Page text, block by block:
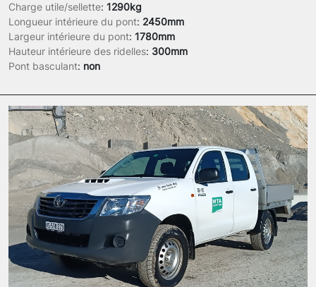
Charge utile/sellette: 1290kg
Longueur intérieure du pont: 2450mm
Largeur intérieure du pont: 1780mm
Hauteur intérieure des ridelles: 300mm
Pont basculant: non